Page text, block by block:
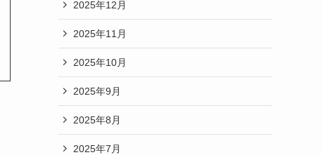
2025年12月
2025年11月
2025年10月
2025年9月
2025年8月
2025年7月